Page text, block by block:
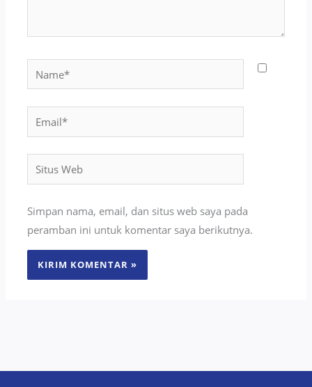
Email*
Situs
Web
Simpan nama, email, dan situs web saya pada
peramban ini untuk komentar saya berikutnya.